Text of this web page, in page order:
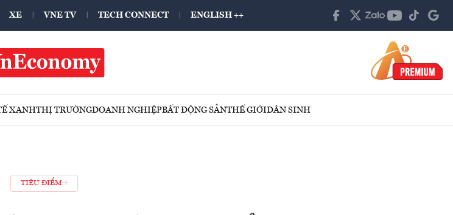
XE VNE TV TECH CONNECT ENGLISH ++
XANHTHỊ TRƯỜNGDOANH NGHIỆPBẤT ĐỘNG SẢNTHẾ GIỚIDÂN SINH
TIÊU ĐIỂM